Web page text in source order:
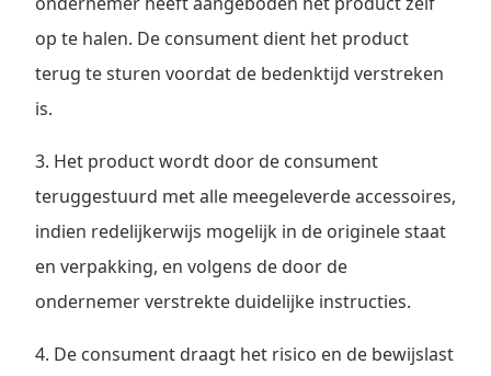
op te halen. De consument dient het product
terug te sturen voordat de bedenktijd verstreken
is.
3. Het product wordt door de consument
teruggestuurd met alle meegeleverde accessoires,
indien redelijkerwijs mogelijk in de originele staat
en verpakking, en volgens de door de
ondernemer verstrekte duidelijke instructies.
4. De consument draagt het risico en de bewijslast